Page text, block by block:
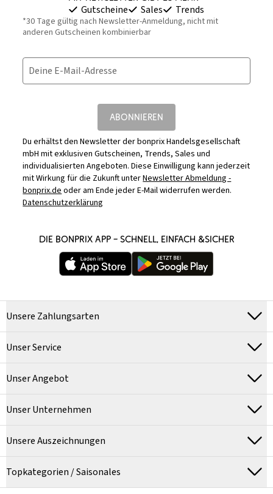
Gutscheine Sales Trends
*30 Tage gültig nach Newsletter-Anmeldung, nicht mit
anderen Gutscheinen kombinierbar
Deine E-Mail-Adresse
ABONNIEREN
Du erhältst den Newsletter der bonprix Handelsgesellschaft
mbH mit exklusiven Gutscheinen, Trends, Sales und
individualisierten Angeboten. Diese Einwilligung kann jederzeit
mit Wirkung für die Zukunft unterNewsletter Abmeldung -
bonprix.deoder am Ende jeder E-Mail widerrufen werden.
Datenschutzerklärung
DIE BONPRIX APP – SCHNELL, EINFACH &SICHER
Unsere Zahlungsarten
Unser Service
Unser Angebot
Unser Unternehmen
Unsere Auszeichnungen
Topkategorien / Saisonales